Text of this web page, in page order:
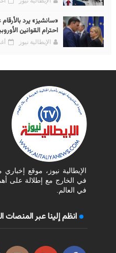
«سانشيز» يرد
احترام القوانين
الإيطالية نيوز
الإيطالية نيوز، موقع
في الخارج مع إطلالة على
في العالم.
انظم إلينا عبر المنصات